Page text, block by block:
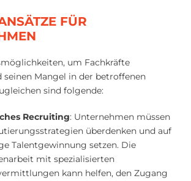
FÜR
um Fachkräfte
seinen Mangel in der betroffenen
sind folgende:
Recruiting: Unternehmen müssen
überdenken und auf
Talentgewinnung setzen. Die
mit spezialisierten
kann helfen, den Zugang